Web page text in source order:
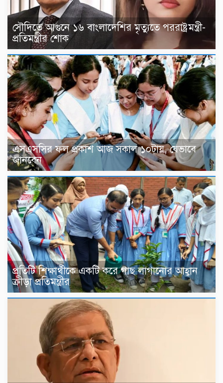
সৌদিতে আগুনে ১৬ বাংলাদেশির মৃত্যুতে পররাষ্ট্রমন্ত্রী-
প্রতিমন্ত্রীর শোক
এসএসসির ফল প্রকাশ আজ সকাল ১০টায়, যেভাবে
জানবেন
প্রতিটি শিক্ষার্থীকে একটি করে গাছ লাগানোর আহ্বান
ক্রীড়া প্রতিমন্ত্রীর